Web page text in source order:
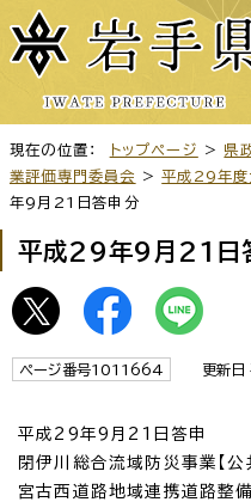
現在の位置： トップページ > 県
業評価専門委員会
>平成29年度
年9月21日答申分
平成29年9月21日
ページ番号1011664 更新日
平成29年9月21日答申
閉伊川総合流域防災事業【公
宮古西道路地域連携道路整備